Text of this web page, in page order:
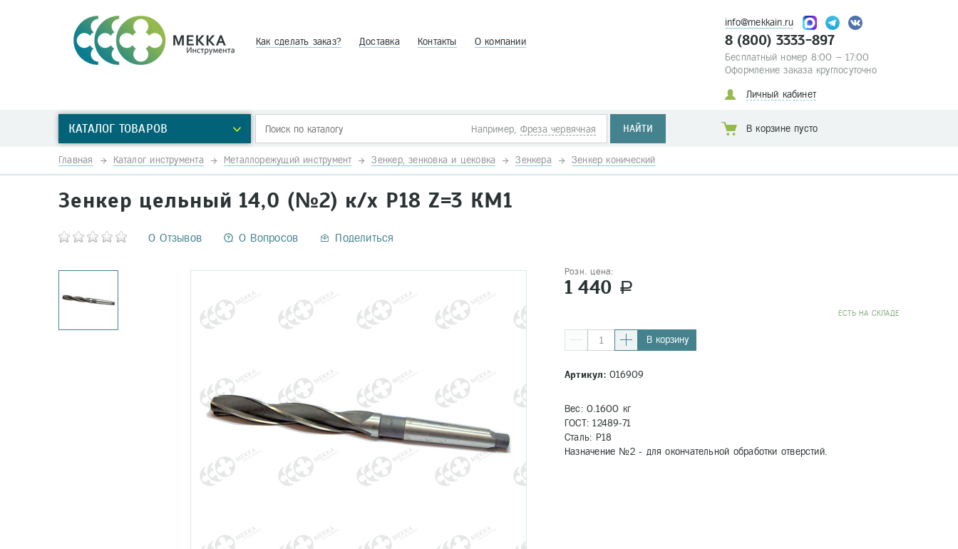
Как сделать заказ? Доставка Контакты О компании
info@mekkain.ru
8 (800) 3333-897
Бесплатный номер 8:00 – 17:00
Оформление заказа круглосуточно
Личный кабинет
КАТАЛОГ ТОВАРОВ Например, Фреза червячная НАЙТИ В корзине пусто
Главная Каталог инструмента Металлорежущий инструмент Зенкер, зенковка и цековка Зенкера Зенкер конический
Зенкер цельный 14,0 (№2) к/х Р18 Z=3 КМ1
0 Отзывов 0 Вопросов Поделиться
Розн. цена:
1 440 a
EСТЬ НА СКЛАДЕ
В корзину
Артикул:016909
Вес: 0.1600 кг
ГОСТ: 12489-71
Сталь: Р18
Назначение №2 - для окончательной обработки отверстий.